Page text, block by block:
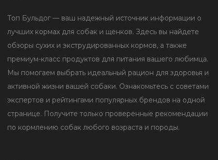
Топ Бульдог — ваш надежный источник информации о
лучших кормах для собак и щенков. Здесь вы найдете
обзоры сухих и экструдированных кормов, а также
премиум-класс продуктов для питания вашего любимца.
Мы помогаем выбрать идеальный рацион для здоровья и
активной жизни вашей собаки. Ознакомьтесь с советами
экспертов и рейтингами популярных брендов на одной
странице. Получите только проверенные рекомендации
по кормлению собак любого возраста и породы.